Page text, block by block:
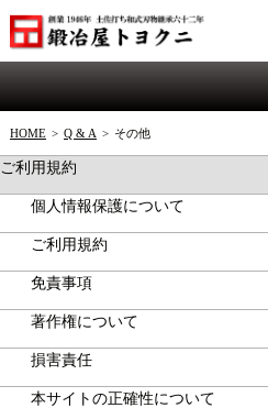
HOME > Q & A > その他
ご利用規約
個人情報保護について
ご利用規約
免責事項
著作権について
損害責任
本サイトの正確性について